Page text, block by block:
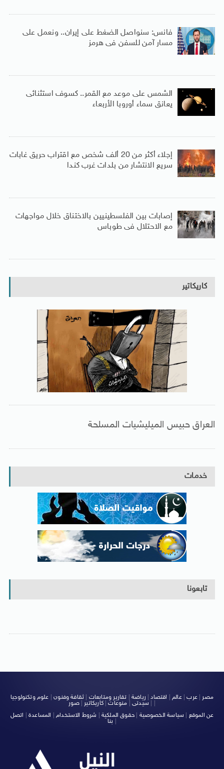
فانس: سنواصل الضغط على إيران.. ونعمل على
مسار آمن للسفن فى هرمز
الشمس على موعد مع القمر.. كسوف استثنائى
يعانق سماء أوروبا الأربعاء
إجلاء أكثر من 20 ألف شخص مع اقتراب حريق غابات
سريع الانتشار من بلدات غرب كندا
إصابات بين الفلسطينيين بالاختناق خلال مواجهات
مع الاحتلال فى طوباس
كاريكاتير
العراق حبيس الميليشيات المسلحة
خدمات
تابعونا
مصر |عرب|عالم| اقتصاد| رياضة تقارير ومتابعات ثقافة وفنون| علوم وتكنولوجيا
سيدتى| منوعات|كاريكاتير |صور
عن الموقع
سياسة الخصوصية حقوق الملكية شروط الاستخدام المساعدة
اتصل
بنا